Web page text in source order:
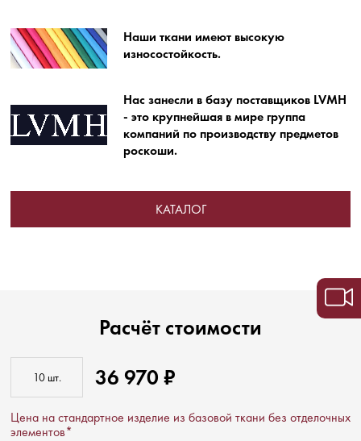
Наши ткани имеют высокую
износостойкость.
Нас занесли в базу поставщиков LVMH
- это крупнейшая в мире группа
компаний по производству предметов
роскоши.
КАТАЛОГ
Расчёт стоимости
36 970 ₽
Цена на стандартное изделие из базовой ткани без отделочных
элементов*